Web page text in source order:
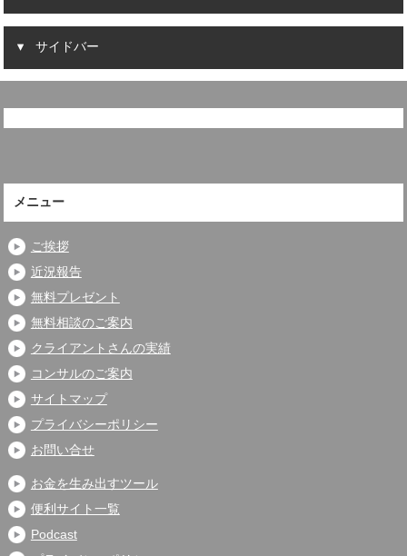
サイドバー
メニュー
ご挨拶
近況報告
無料プレゼント
無料相談のご案内
クライアントさんの実績
コンサルのご案内
サイトマップ
プライバシーポリシー
お問い合せ
お金を生み出すツール
便利サイト一覧
Podcast